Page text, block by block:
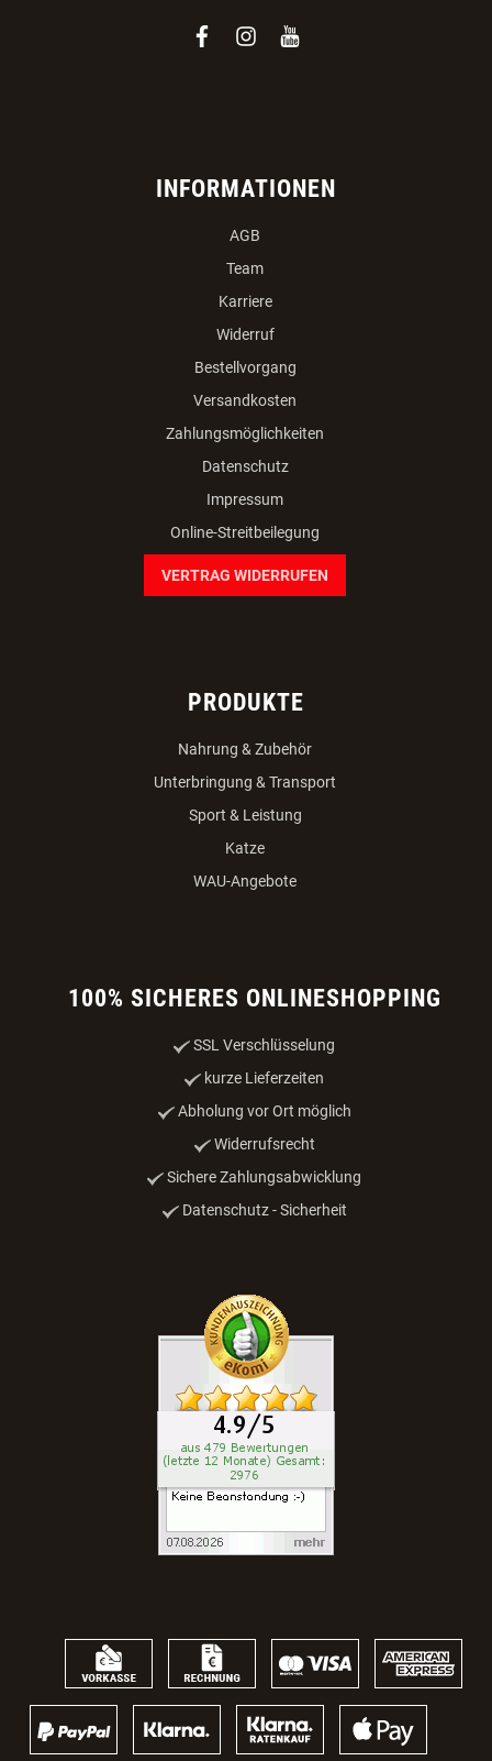
facebook
instagram
youtube
INFORMATIONEN
AGB
Team
Karriere
Widerruf
Bestellvorgang
Versandkosten
Zahlungsmöglichkeiten
Datenschutz
Impressum
Online-Streitbeilegung
VERTRAG WIDERRUFEN
PRODUKTE
Nahrung & Zubehör
Unterbringung & Transport
Sport & Leistung
Katze
WAU-Angebote
100% SICHERES ONLINESHOPPING
SSL Verschlüsselung
kurze Lieferzeiten
Abholung vor Ort möglich
Widerrufsrecht
Sichere Zahlungsabwicklung
Datenschutz - Sicherheit